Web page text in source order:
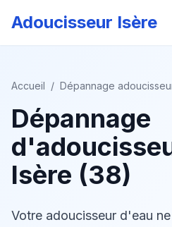
Adoucisseur Isère
Accueil / Dépannage
Dépannage
Isère (38)
Votre adoucisseur d'eau